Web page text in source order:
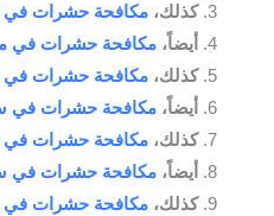
كذلك، مكافحة حشرات في
أيضاً، مكافحة حشرات في
كذلك، مكافحة حشرات في
أيضاً، مكافحة حشرات في
كذلك، مكافحة حشرات في
أيضاً، مكافحة حشرات في
كذلك، مكافحة حشرات في